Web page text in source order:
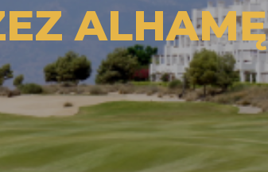
ALHAMĘ